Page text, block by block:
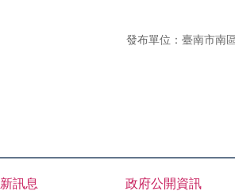
發布單位：臺南市南
訊息 政府公開資訊